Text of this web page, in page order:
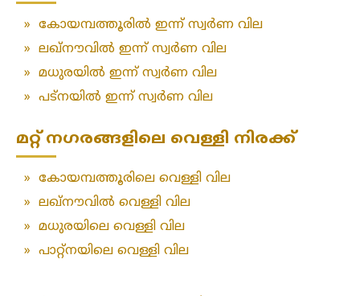
» കോയമ്പത്തൂരിൽ ഇന്ന് സ്വർണ വില
» ലഖ്‌നൗവിൽ ഇന്ന് സ്വർണ വില
» മധുരയിൽ ഇന്ന് സ്വർണ വില
» പട്‌നയിൽ ഇന്ന് സ്വർണ വില
മറ്റ് നഗരങ്ങളിലെ വെള്ളി നിരക്ക്
» കോയമ്പത്തൂരിലെ വെള്ളി വില
» ലഖ്‌നൗവിൽ വെള്ളി വില
» മധുരയിലെ വെള്ളി വില
» പാറ്റ്നയിലെ വെള്ളി വില